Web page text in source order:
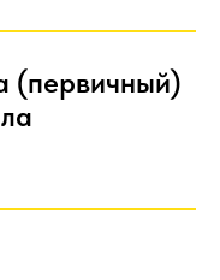
(первичный)